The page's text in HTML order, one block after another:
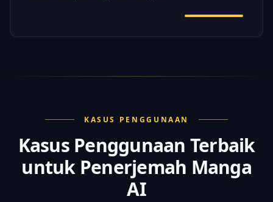
KASUS PENGGUNAAN
Kasus Penggunaan Terbaik
untuk Penerjemah Manga
AI